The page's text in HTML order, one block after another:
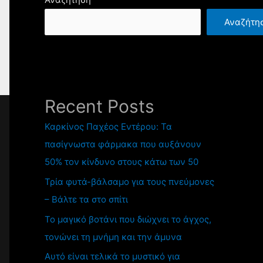
Recent Posts
Καρκίνος Παχέος Εντέρου: Τα
πασίγνωστα φάρμακα που αυξάνουν
50% τον κίνδυνο στους κάτω των 50
Τρία φυτά-βάλσαμο για τους πνεύμονες
– Βάλτε τα στο σπίτι
Το μαγικό βοτάνι που διώχνει το άγχος,
τονώνει τη μνήμη και την άμυνα
Αυτό είναι τελικά το μυστικό για